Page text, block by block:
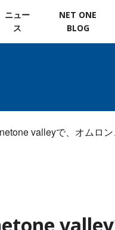
ニュー
ス
NET ONE
BLOG
valleyで、オムロ